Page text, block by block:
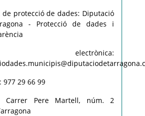
de protecció de dades: Diputació
- Protecció de dades i
electrònica:
977 29 66 99
Carrer Pere Martell, núm. 2